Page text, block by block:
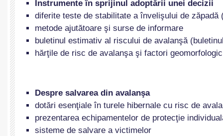
Instrumente în sprijinul adoptării unei decizii
diferite teste de stabilitate a învelişului de
metode ajutătoare şi surse de informare
buletinul estimativ al riscului de avalanşă
hărţile de risc de avalanşa şi factori
Despre salvarea din avalanşa
dotări esenţiale în turele hibernale cu risc de
prezentarea echipamentelor de protecţie
sisteme de salvare a victimelor